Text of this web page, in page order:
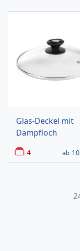
Glas-Deckel mit
Dampfloch
4 ab